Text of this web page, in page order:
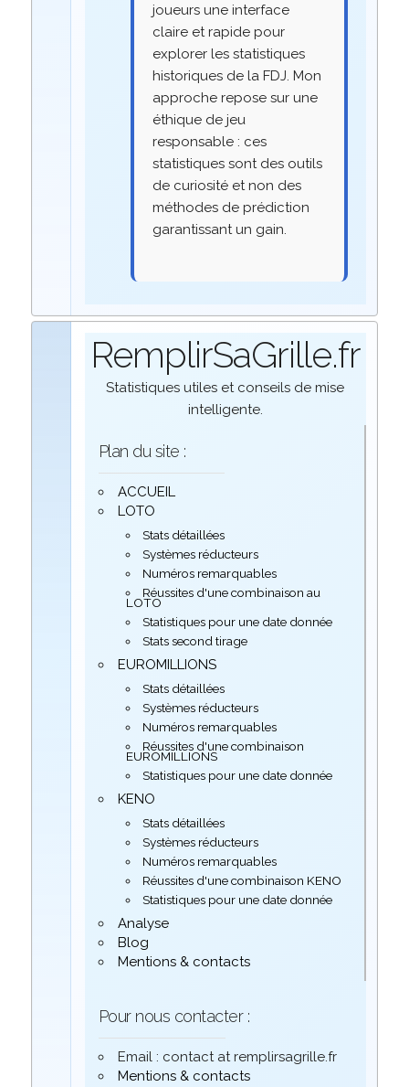
joueurs une interface
claire et rapide pour
explorer les statistiques
historiques de la FDJ. Mon
approche repose sur une
éthique de jeu
responsable : ces
statistiques sont des outils
de curiosité et non des
méthodes de prédiction
garantissant un gain.
RemplirSaGrille.fr
Statistiques utiles et conseils de mise
intelligente.
Plan du site :
ACCUEIL
LOTO
Stats détaillées
Systèmes réducteurs
Numéros remarquables
Réussites d'une combinaison au
LOTO
Statistiques pour une date donnée
Stats second tirage
EUROMILLIONS
Stats détaillées
Systèmes réducteurs
Numéros remarquables
Réussites d'une combinaison
EUROMILLIONS
Statistiques pour une date donnée
KENO
Stats détaillées
Systèmes réducteurs
Numéros remarquables
Réussites d'une combinaison KENO
Statistiques pour une date donnée
Analyse
Blog
Mentions & contacts
Pour nous contacter :
Email : contact at remplirsagrille.fr
Mentions & contacts